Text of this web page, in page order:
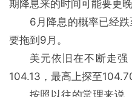
期降息来的时间可能要更晚
6月降息的概率已经
要拖到9月。
美元依旧在不断走
104.13，最高上探至